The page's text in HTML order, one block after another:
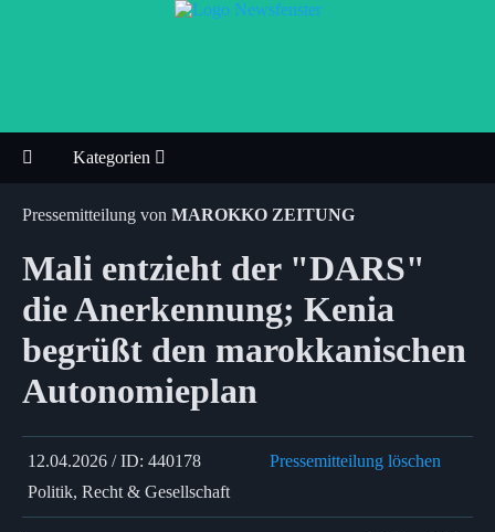
Kategorien
Pressemitteilung von MAROKKO ZEITUNG
Mali entzieht der "DARS"
die Anerkennung; Kenia
begrüßt den marokkanischen
Autonomieplan
12.04.2026 / ID: 440178
Pressemitteilung löschen
Politik, Recht & Gesellschaft